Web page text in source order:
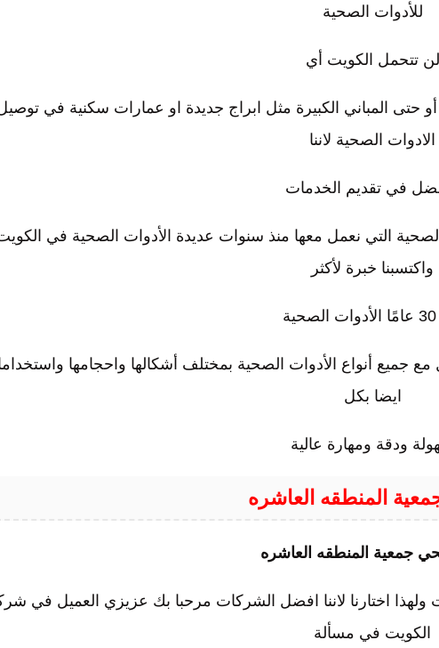
للأدوات الصحية
لن تتحمل الكويت أي
أو حتى المباني الكبيرة مثل ابراج جديدة او عمارات سكنية في
الادوات الصحية لاننا
في تقديم الخدمات
التي نعمل معها منذ سنوات عديدة الأدوات الصحية في
واكتسبنا خبرة لأكثر
جميع أنواع الأدوات الصحية بمختلف أشكالها واحجامها
ايضا بكل
ودقة ومهارة عالية
المنطقه العاشره
جمعية المنطقه العاشره
اختارنا لاننا افضل الشركات مرحبا بك عزيزي العميل في
الكويت في مسألة